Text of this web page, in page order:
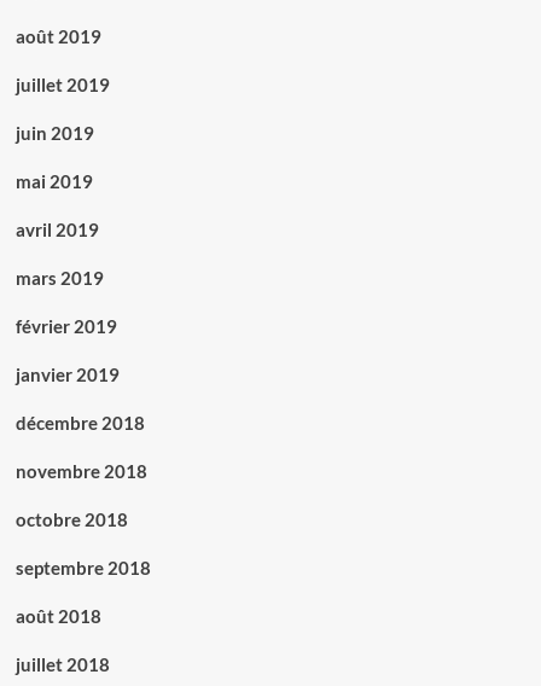
août 2019
juillet 2019
juin 2019
mai 2019
avril 2019
mars 2019
février 2019
janvier 2019
décembre 2018
novembre 2018
octobre 2018
septembre 2018
août 2018
juillet 2018